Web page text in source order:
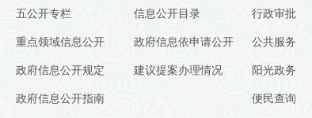
五公开专栏
重点领域信息公开
政府信息公开规定
政府信息公开指南
信息公开目录
政府信息依申请公开
建议提案办理情况
行政审批
公共服务
阳光政务
便民查询